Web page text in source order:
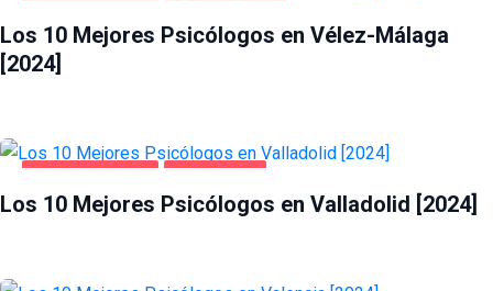
Los 10 Mejores Psicólogos en Vélez-Málaga
[2024]
Los 10 Mejores Psicólogos en Valladolid [2024]